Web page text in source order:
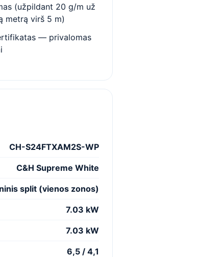
(užpildant 20 g/m už
metrą virš 5 m)
— privalomas
CH-S24FTXAM2S-WP
C&H Supreme White
split (vienos zonos)
7.03 kW
7.03 kW
6,5 / 4,1